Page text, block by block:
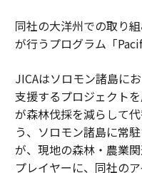
同社の大洋州での取り
が行うプログラム「
JICAはソロモン諸島に
支援するプロジェクト
が森林伐採を減らして
う、ソロモン諸島に常
が、現地の森林・農業
プレイヤーに、同社の